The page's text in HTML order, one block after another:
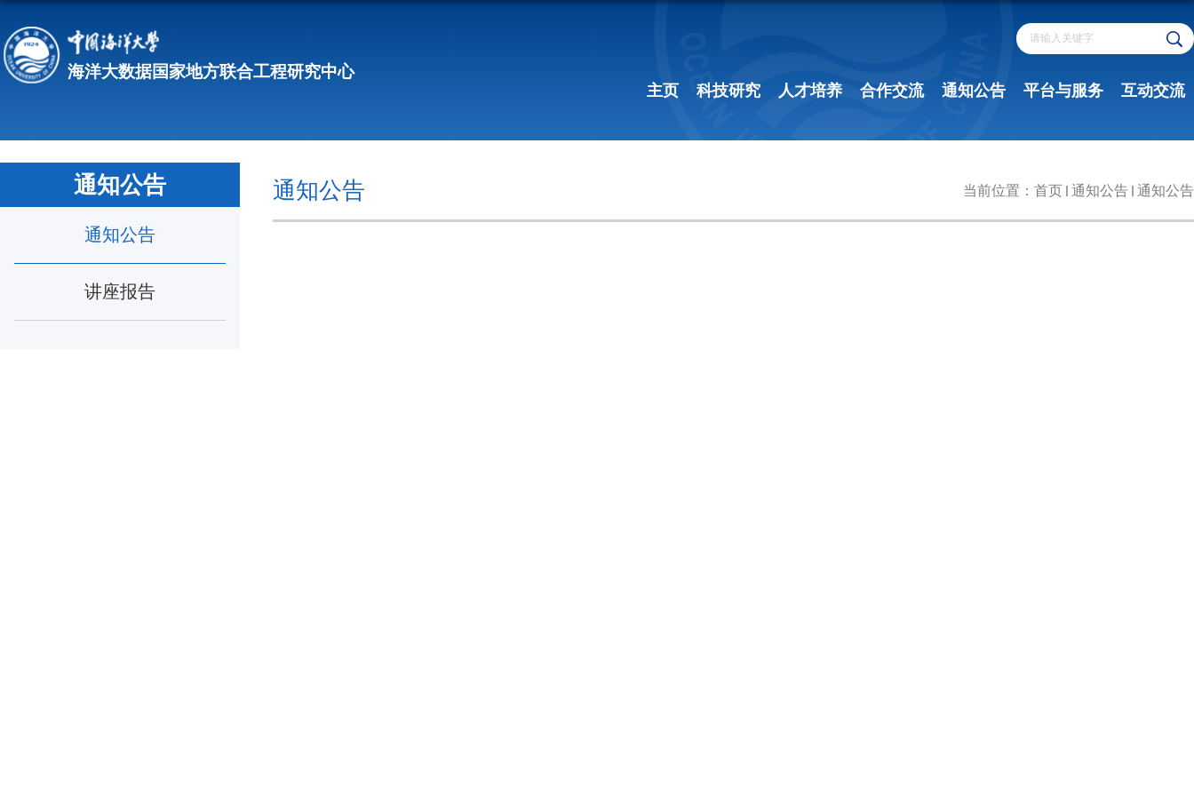
主页 科技研究 人才培养 合作交流 通知公告 平台与服务 互动交流
通知公告
通知公告
讲座报告
当前位置： 首页 通知公告 通知公告
通知公告